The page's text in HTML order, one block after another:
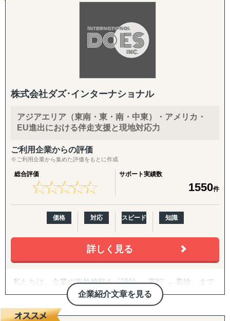
株式会社ダズ･インターナショナル
アジアエリア（東南・東・南・中東）・アメリカ・
EU進出における伴走支援と現地対応力
ご利用企業からの評価
※ご利用企業から集めた評価をもとに作成
総合評価
★★★★★
★★★★★
サポート実績数
1550件
価格 対応 スピード 知識
詳しく見る
企業紹介文章を見る
私たちは、企業の海外挑戦を「設計 → 実行 → 着地」まで
一気通貫で伴走支援します。
『どの国が最適か？』を見極めるゼロ→イチの意思決定か